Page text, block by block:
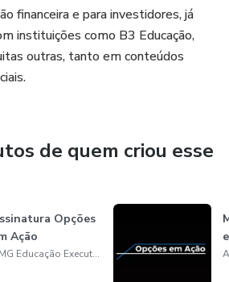
financeira e para investidores, já
instituições como B3 Educação,
outras, tanto em conteúdos
de quem criou esse
Opções
Ação
AMG Educação Executiva